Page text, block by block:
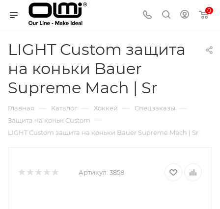
0
LIGHT Custom защита
на коньки Bauer
Supreme Mach | Sr
Главная — Каталог — Хоккей — Спецзаказы —
Защита на коньк Custom —
LIGHT Custom защита на коньки Bauer Supreme Mach | Sr
Артикул: 3858